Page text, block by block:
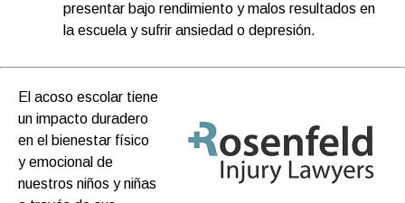
presentar bajo rendimiento y malos resultados en
la escuela y sufrir ansiedad o depresión.
El acoso escolar tiene
un impacto duradero
en el bienestar físico
y emocional de
nuestros niños y niñas